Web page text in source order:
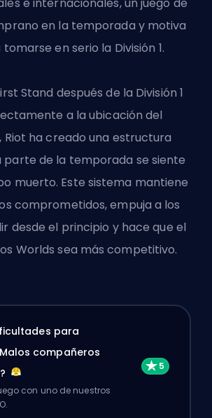
en la temporada y motiva
en serio la División 1.
Stand después de la División 1
a la ubicación del
Riot ha creado una estructura
parte de la temporada se siente
muerto. Este sistema mantiene
comprometidos, empuja a los
desde el principio y hace que el
Worlds sea más competitivo.
para
compañeros
con uno de nuestros